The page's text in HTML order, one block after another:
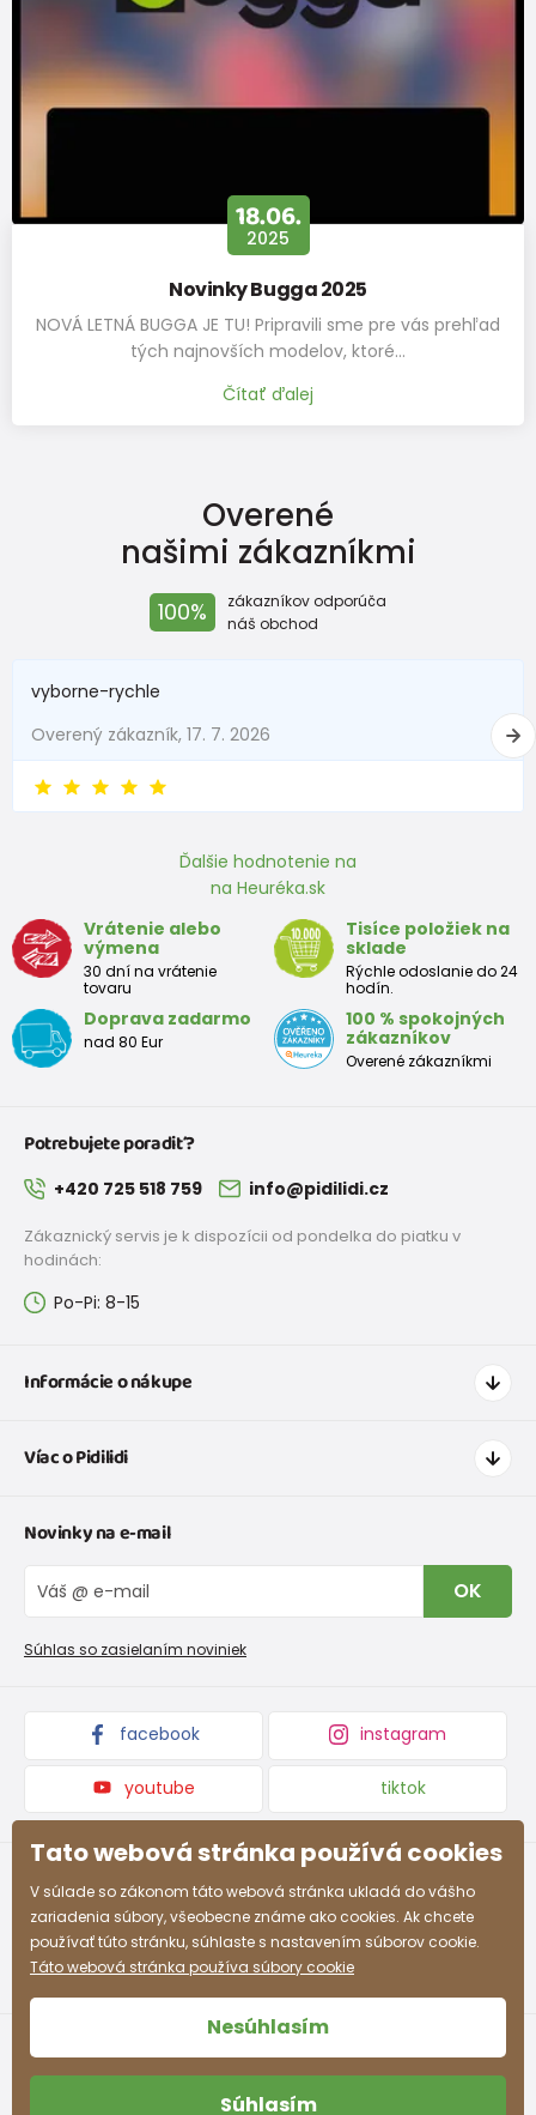
18.06.
2025
Novinky Bugga 2025
NOVÁ LETNÁ BUGGA JE TU! Pripravili sme pre vás prehľad
tých najnovších modelov, ktoré…
Čítať ďalej
Overené
našimi zákazníkmi
100%
zákazníkov odporúča
náš obchod
vyborne-rychle
Overený zákazník, 17. 7. 2026
Ďalšie hodnotenie na
na Heuréka.sk
Vrátenie alebo
výmena
30 dní na vrátenie
tovaru
Tisíce položiek na
sklade
Rýchle odoslanie do 24
hodín.
Doprava zadarmo
nad 80 Eur
100 % spokojných
zákazníkov
Overené zákazníkmi
Potrebujete poradiť?
+420 725 518 759 info@pidilidi.cz
Zákaznický servis je k dispozícii od pondelka do piatku v
hodinách:
Po-Pi: 8-15
Informácie o nákupe
Doprava a platba
Tabuľka veľkostí obuvi
Vrátenie tovaru a reklamacie
Reklamačný poriadok
Víac o Pidilidi
O nás
Blog
Veľkoobchod PiDiLiDi
Kolekcie tovaru
Novinky na e-mail
OK
Súhlas so zasielaním noviniek
facebook instagram
youtube tiktok
Tato webová stránka používá cookies
V súlade so zákonom táto webová stránka ukladá do vášho
zariadenia súbory, všeobecne známe ako cookies. Ak chcete
používať túto stránku, súhlaste s nastavením súborov cookie.
Táto webová stránka používa súbory cookie
Nesúhlasím
Súhlasím